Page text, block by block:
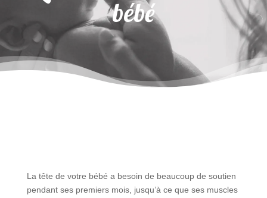
bébé
La tête de votre bébé a besoin de beaucoup de soutien
pendant ses premiers mois, jusqu’à ce que ses muscles